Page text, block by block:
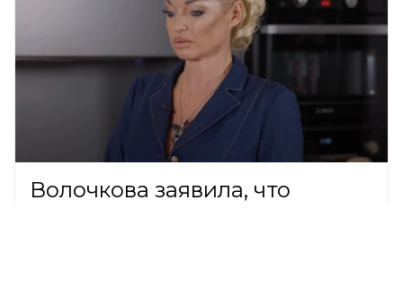
Волочкова заявила, что